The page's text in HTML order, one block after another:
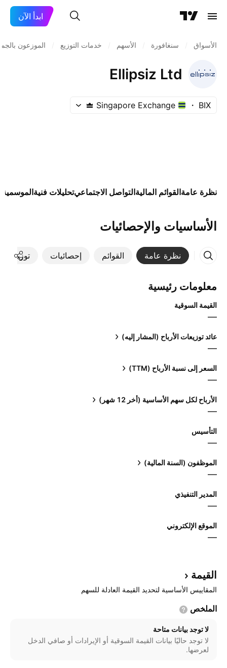
ابدأ الآن
الأسواق سنغافورة الأسهم خدمات التوزيع الموزعون
Ellipsiz Ltd
BIX
Singapore Exchange
نظرة عامةالقوائم الماليةالتواصل الاجتماعيتحليلات فنيةالموسمية
الأساسيات والإحصائيات
نظرة عامة القوائم إحصائيات توزيعات
معلومات رئيسية
القيمة السوقية
—
عائد توزيعات الأرباح (المشار إليه)
—
السعر إلى نسبة الأرباح (TTM)
—
الأرباح لكل سهم الأساسية (أخر 12 شهر)
—
التأسيس
—
الموظفون (السنة المالية)
—
المدير التنفيذي
—
الموقع الإلكتروني
—
القيمة
المقاييس الأساسية لتحديد القيمة العادلة للسهم
الملخص
لا توجد بيانات متاحة
لا توجد حاليًا بيانات القيمة السوقية أو الإيرادات أو صافي الدخل
لعرضها.